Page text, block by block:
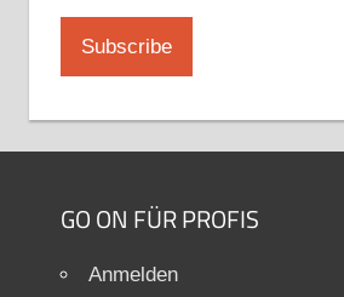
GO ON FÜR PROFIS
Anmelden